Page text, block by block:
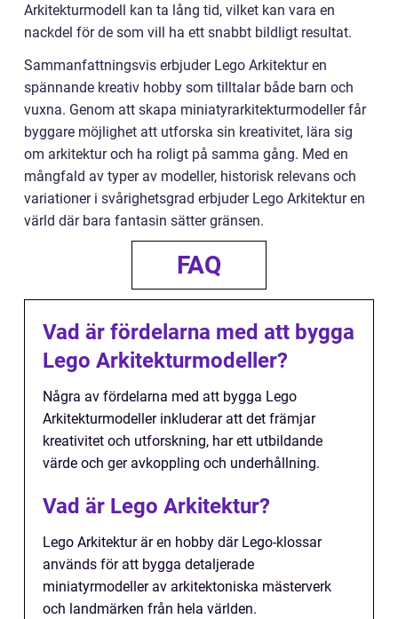
Arkitekturmodell kan ta lång tid, vilket kan vara en
nackdel för de som vill ha ett snabbt bildligt resultat.
Sammanfattningsvis erbjuder Lego Arkitektur en
spännande kreativ hobby som tilltalar både barn och
vuxna. Genom att skapa miniatyrarkitekturmodeller får
byggare möjlighet att utforska sin kreativitet, lära sig
om arkitektur och ha roligt på samma gång. Med en
mångfald av typer av modeller, historisk relevans och
variationer i svårighetsgrad erbjuder Lego Arkitektur en
värld där bara fantasin sätter gränsen.
FAQ
Vad är fördelarna med att bygga
Lego Arkitekturmodeller?
Några av fördelarna med att bygga Lego
Arkitekturmodeller inkluderar att det främjar
kreativitet och utforskning, har ett utbildande
värde och ger avkoppling och underhållning.
Vad är Lego Arkitektur?
Lego Arkitektur är en hobby där Lego-klossar
används för att bygga detaljerade
miniatyrmodeller av arkitektoniska mästerverk
och landmärken från hela världen.